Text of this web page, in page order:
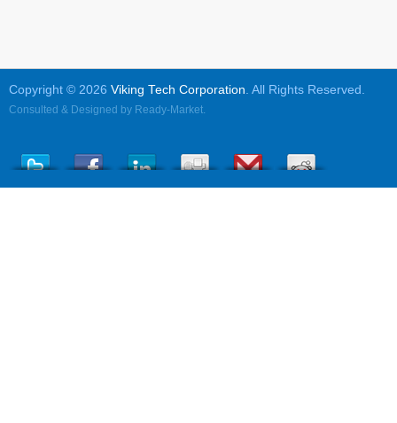
Copyright © 2026 Viking Tech Corporation. All Rights Reserved.
Consulted & Designed by Ready-Market.